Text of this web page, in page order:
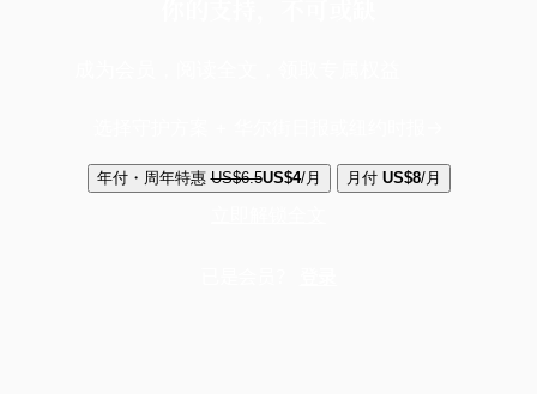
年付・周年特惠 US$6.5US$4/月 月付 US$8/月